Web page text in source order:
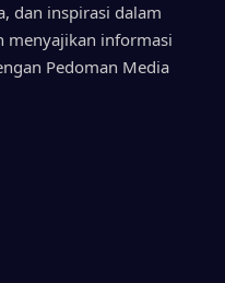
dan inspirasi dalam
menyajikan informasi
Pedoman Media